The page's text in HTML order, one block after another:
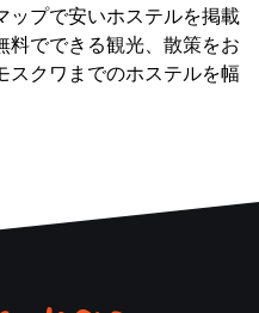
ップで安いホステルを掲載
料でできる観光、散策をお
スクワまでのホステルを幅